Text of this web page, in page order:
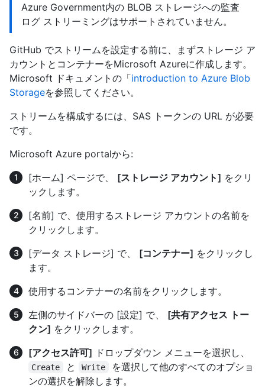
Azure Government内の BLOB ストレージへの監査
ログ ストリーミングはサポートされていません。
GitHub でストリームを設定する前に、まずストレージ ア
カウントとコンテナーをMicrosoft Azureに作成します。
Microsoft ドキュメントの「introduction to Azure Blob
Storageを参照してください。
ストリームを構成するには、SAS トークンの URL が必要
です。
Microsoft Azure portalから:
[ホーム] ページで、 [ストレージ アカウント] をクリ
ックします。
[名前] で、使用するストレージ アカウントの名前を
クリックします。
[データ ストレージ] で、 [コンテナー] をクリックし
ます。
使用するコンテナーの名前をクリックします。
左側のサイドバーの [設定] で、 [共有アクセス トー
クン] をクリックします。
[アクセス許可] ドロップダウン メニューを選択し、
Create と Write
を選択して他のすべてのオプショ
ンの選択を解除します。